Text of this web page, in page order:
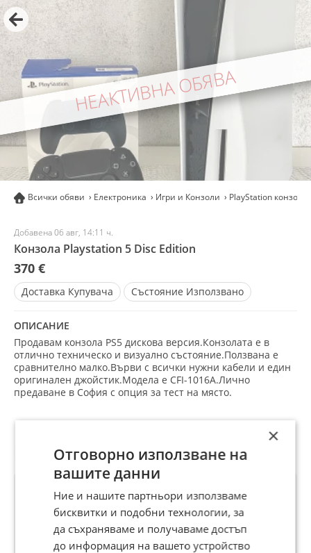
НЕАКТИВНА ОБЯВА
Всички обяви Електроника Игри и Конзоли PlayStation конзоли
Добавена 06 авг, 14:11 ч.
Конзола Playstation 5 Disc Edition
370 €
Доставка Купувача Състояние Използвано
ОПИСАНИЕ
Продавам конзола PS5 дискова версия.Конзолата е в
отлично техническо и визуално състояние.Ползвана е
сравнително малко.Върви с всички нужни кабели и един
оригинален джойстик.Модела е CFI-1016А.Лично
предаване в София с опция за тест на място.
Препоръчани за теб
×
Отговорно използване на
вашите данни
Ние и нашите партньори използваме
бисквитки и подобни технологии, за
да съхраняваме и получаваме достъп
до информация на вашето устройство